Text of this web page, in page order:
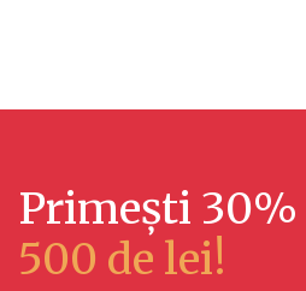
Primești 30%
500 de lei!